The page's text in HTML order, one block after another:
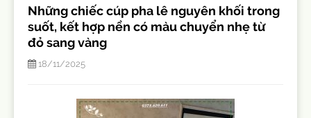
Những chiếc cúp pha lê nguyên khối trong
suốt, kết hợp nền có màu chuyển nhẹ từ
đỏ sang vàng
18/11/2025